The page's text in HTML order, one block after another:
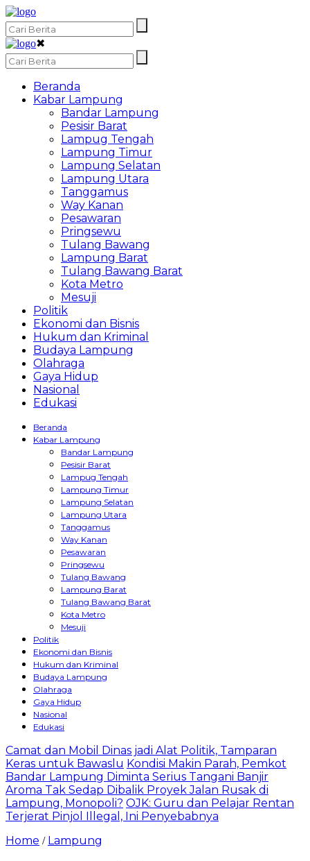
✖
Beranda
Kabar Lampung
Bandar Lampung
Pesisir Barat
Lampug Tengah
Lampung Timur
Lampung Selatan
Lampung Utara
Tanggamus
Way Kanan
Pesawaran
Pringsewu
Tulang Bawang
Lampung Barat
Tulang Bawang Barat
Kota Metro
Mesuji
Politik
Ekonomi dan Bisnis
Hukum dan Kriminal
Budaya Lampung
Olahraga
Gaya Hidup
Nasional
Edukasi
Beranda
Kabar Lampung
Bandar Lampung
Pesisir Barat
Lampug Tengah
Lampung Timur
Lampung Selatan
Lampung Utara
Tanggamus
Way Kanan
Pesawaran
Pringsewu
Tulang Bawang
Lampung Barat
Tulang Bawang Barat
Kota Metro
Mesuji
Politik
Ekonomi dan Bisnis
Hukum dan Kriminal
Budaya Lampung
Olahraga
Gaya Hidup
Nasional
Edukasi
Camat dan Mobil Dinas jadi Alat Politik, Tamparan
Keras untuk Bawaslu Kondisi Makin Parah, Pemkot
Bandar Lampung Diminta Serius Tangani Banjir
Aroma Tak Sedap Dibalik Proyek Jalan Rusak di
Lampung, Monopoli? OJK: Guru dan Pelajar Rentan
Terjerat Pinjol Illegal, Ini Penyebabnya
Home / Lampung